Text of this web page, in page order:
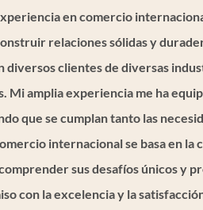
en comercio
relaciones sólidas y
clientes de diversas
Mi amplia experiencia me ha
que se cumplan tanto las
internacional se basa en
sus desafíos únicos y
con la excelencia y la